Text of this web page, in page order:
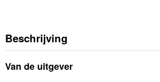
Beschrijving
Van de uitgever